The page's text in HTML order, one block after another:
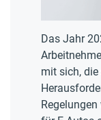
Das Jahr
mit sich,